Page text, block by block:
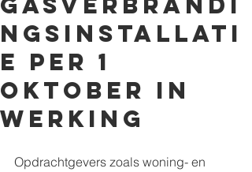
ngsinstallati
e per 1
oktober in
werking
Opdrachtgevers zoals woning- en